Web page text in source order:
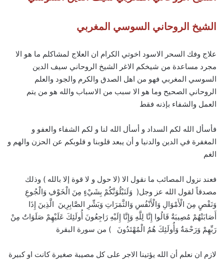
الشيخ الروحاني السوسي المغربي
علاج وفك السحر الاسود اخوتي الكرام ان العلاج لمشاكلم ما هو الا
مجرد مساعدة من شيخكم الاغر الشيخ الروحاني سيف الدين
السوسي المغربي فهو من اهل الصدق والكرم والجود والعلم
الروحاني الصحيح وما هو الا سبب من الاسباب والله هو من يتم
العمل والشفاء بإذنه فقط
فأسأل الله لكم السداد و أسأل الله لنا و لكم الشفاء والعفو و
المغفرة في الدين والدنيا و أن يبعد قلوبنا و قلوبكم عن الحزن والهم و
الغم
فعند نزول المصائب ما نقول الا (لا حول و لا قوة إلا بالله ) وذلك
مصدقاً لقول الله عز وجل( وَلَنَبْلُوَنَّكُمْ بِشَيْءٍ مِنَ الْخَوْفِ وَالْجُوعِ
وَنَقْصٍ مِنَ الْأَمْوَالِ وَالْأَنْفُسِ وَالثَّمَرَاتِ وَبَشِّرِ الصَّابِرِينَ الَّذِينَ إِذَا
أَصَابَتْهُمْ مُصِيبَةٌ قَالُوا إِنَّا لِلَّهِ وَإِنَّا إِلَيْهِ رَاجِعُونَ أُولَئِكَ عَلَيْهِمْ صَلَوَاتٌ مِنْ
رَبِّهِمْ وَرَحْمَةٌ وَأُولَئِكَ هُمُ الْمُهْتَدُونَ ) من سورة البقرة
لازم ان نعلم أن الله يؤتينا الاجر على كل مصيبة صغيرة كانت او كبيرة